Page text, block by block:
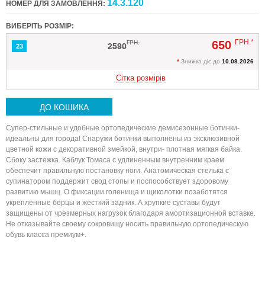
НОМЕР ДЛЯ ЗАМОВЛЕННЯ: 14.3.120
ВИБЕРІТЬ РОЗМІР:
23 2590ГРН. 650 ГРН.*
* Знижка діє до 10.08.2026
Сітка розмірів
ДО КОШИКА
Супер-стильные и удобные ортопедические демисезонные ботинки-
идеальны для города! Снаружи ботинки выполнены из эксклюзивной
цветной кожи с декоративной змейкой, внутри- плотная мягкая байка.
Сбоку застежка. Каблук Томаса с удлиненным внутренним краем
обеспечит правильную постановку ноги. Анатомическая стелька с
супинатором поддержит свод стопы и поспособствует здоровому
развитию мышц. О фиксации голенища и щиколотки позаботятся
укрепленные берцы и жесткий задник. А хрупкие суставы будут
защищены от чрезмерных нагрузок благодаря амортизационной вставке.
Не отказывайте своему сокровищу носить правильную ортопедическую
обувь класса премиум+.